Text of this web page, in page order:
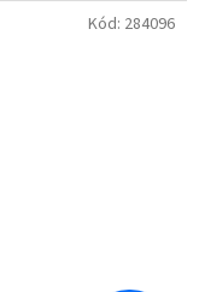
Kód: 284096